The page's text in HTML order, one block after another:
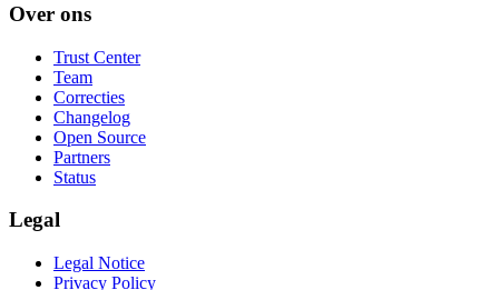
Over ons
Trust Center
Team
Correcties
Changelog
Open Source
Partners
Status
Legal
Legal Notice
Privacy Policy